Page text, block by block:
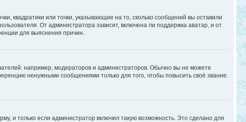
квадратики или точки, указывающие на то, сколько сообщений вы оставили
От администратора зависит, включена ли поддержка аватар, и от
для выяснения причин.
например, модераторов и администраторов. Обычно вы не можете
ненужными сообщениями только для того, чтобы повысить своё звание.
и только если администратор включил такую возможность. Это сделано для